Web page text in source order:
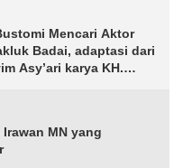
Mencari Aktor
Badai, adaptasi dari
Asy’ari karya KH.
MN yang